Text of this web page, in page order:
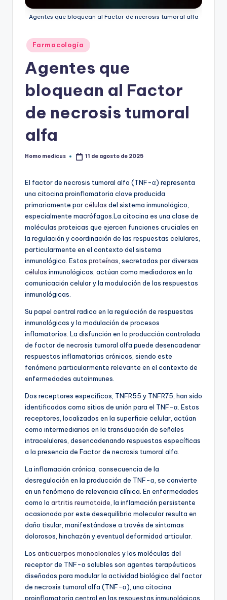
Agentes que bloquean al Factor de necrosis tumoral alfa
Publicado
en
Farmacología
Agentes que
bloquean al Factor
de necrosis tumoral
alfa
Publicado
Homo medicus 11 de agosto de 2025
El factor de necrosis tumoral alfa (TNF-α) representa
una citocina proinflamatoria clave producida
primariamente porcélulas del sistema inmunológico,
especialmente macrófagos.La citocina es una clase de
moléculas proteicas que ejercen funciones cruciales en
la regulación y coordinación de las respuestas celulares,
particularmente en el contexto del sistema
inmunológico. Estas proteínas , secretadas por diversas
células inmunológicas, actúan como mediadoras en la
comunicación celular y la modulación de las respuestas
inmunológicas.
Su papel central radica en la regulación de respuestas
inmunológicas y la modulación de procesos
inflamatorios. La disfunción en la producción controlada
de factor de necrosis tumoral alfa puede desencadenar
respuestas inflamatorias crónicas, siendo este
fenómeno particularmente relevante en el contexto de
enfermedades autoinmunes.
Dos receptores específicos, TNFR55 y TNFR75, han sido
identificados como sitios de unión para el TNF-α. Estos
receptores, localizados en la superficie celular, actúan
como intermediarios en la transducción de señales
intracelulares, desencadenando respuestas específicas
a la presencia de Factor de necrosis tumoral alfa.
La inflamación crónica, consecuencia de la
desregulación en la producción de TNF-α, se convierte
en un fenómeno de relevancia clínica. En enfermedades
como la artritis reumatoide , la inflamación persistente
ocasionada por este desequilibrio molecular resulta en
daño tisular, manifestándose a través de síntomas
dolorosos, hinchazón y eventual deformidad articular.
Los anticuerpos monoclonales y las moléculas del
receptor de TNF-α solubles son agentes terapéuticos
diseñados para modular la actividad biológica del factor
de necrosis tumoral alfa (TNF-α), una citocina
proinflamatoria central en las respuestas inmunológicas.